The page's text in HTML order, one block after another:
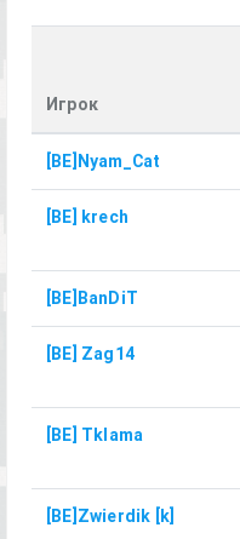
Игрок
[BE]Nyam_Cat
[BE] krech
[BE]BanDiT
[BE] Zag14
[BE] Tklama
[BE]Zwierdik [k]